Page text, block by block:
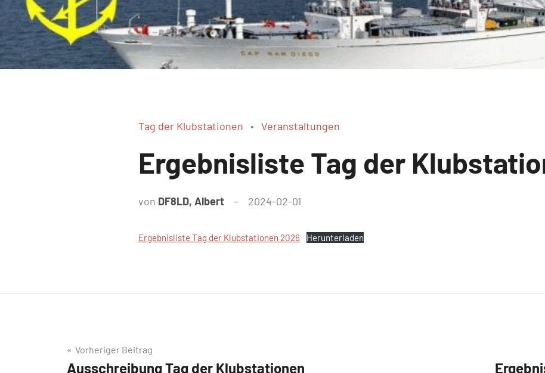
Tag der Klubstationen Veranstaltungen
Ergebnisliste Tag der
von DF8LD, Albert 2024-02-01
Ergebnisliste Tag der Klubstationen 2026 Herunterladen
Beitragsnavigation
Vorheriger Beitrag
Ausschreibung Tag der Klubstationen